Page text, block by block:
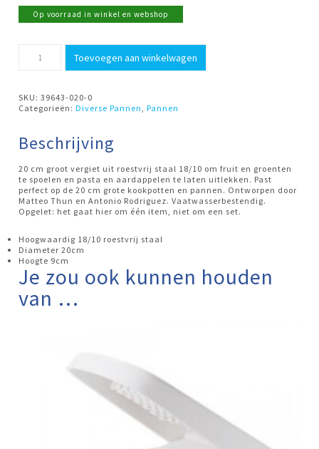
was:
€29,99.
is:
€23,99.
Op voorraad in winkel en webshop
Toevoegen aan winkelwagen
SKU:39643-020-0
Categorieën:Diverse Pannen ,Pannen
Beschrijving
20 cm groot vergiet uit roestvrij staal 18/10 om fruit en groenten
te spoelen en pasta en aardappelen te laten uitlekken. Past
perfect op de 20 cm grote kookpotten en pannen. Ontworpen door
Matteo Thun en Antonio Rodriguez. Vaatwasserbestendig.
Opgelet: het gaat hier om één item, niet om een set.
Hoogwaardig 18/10 roestvrij staal
Diameter 20cm
Hoogte 9cm
Je zou ook kunnen houden
van …